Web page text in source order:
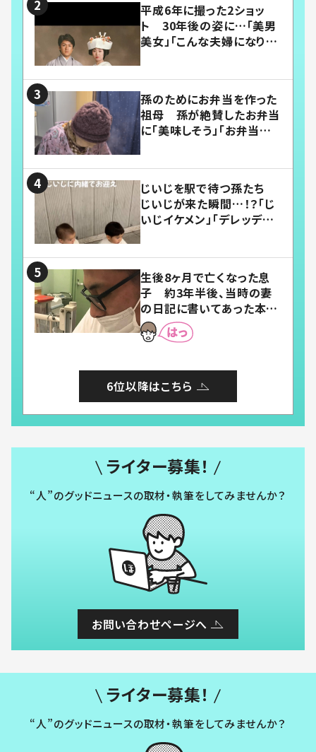
平成6年に撮った2ショッ
ト 30年後の姿に…「美男
美女」「こんな夫婦になりた
孫のためにお弁当を作った
祖母 孫が絶賛したお弁当
に「美味しそう」「お弁当すご
じいじを駅で待つ孫たち
じいじが来た瞬間…！？「じ
いじイケメン」「デレッデレ」
生後8ヶ月で亡くなった息
子 約3年半後、当時の妻
の日記に書いてあった本音
とは
6位以降はこちら
ライター募集！
“人”のグッドニュースの取材・執筆をしてみませんか？
お問い合わせページへ
ライター募集！
“人”のグッドニュースの取材・執筆をしてみませんか？